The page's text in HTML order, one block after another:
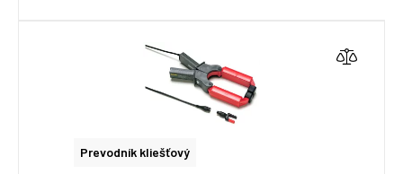
Prevodník kliešťový